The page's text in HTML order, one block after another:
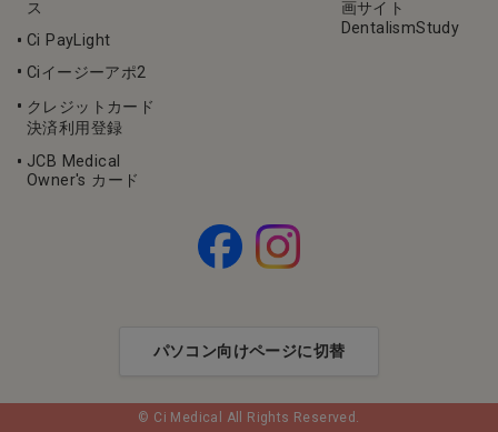
ス
Ci PayLight
Ciイージーアポ2
クレジットカード
決済利用登録
JCB Medical
Owner's カード
画サイト
DentalismStudy
パソコン向けページに切替
© Ci Medical All Rights Reserved.